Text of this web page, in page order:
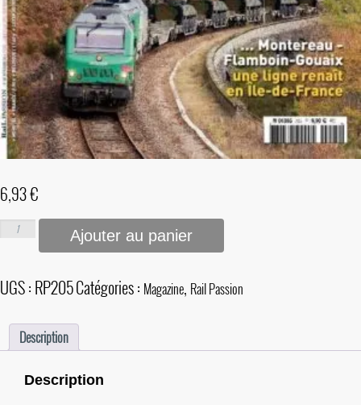
6,93€
Ajouter au panier
UGS : RP205Catégories : Magazine, Rail Passion
Description
Description